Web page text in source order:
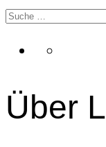
Über